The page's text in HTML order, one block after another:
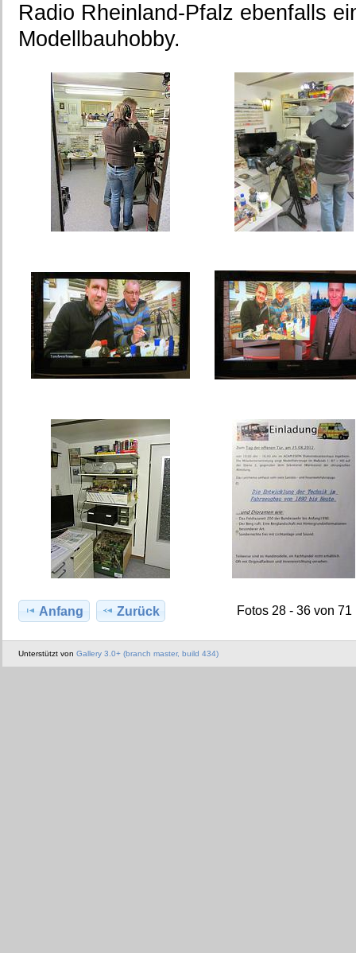
Radio Rheinland-Pfalz ebenfalls
Modellbauhobby.
Anfang Zurück Fotos 28 - 36 von 71
Unterstützt von Gallery 3.0+ (branch master, build 434)